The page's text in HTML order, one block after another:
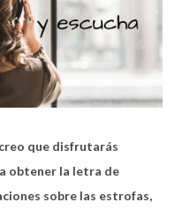
que disfrutarás
obtener la letra de
sobre las estrofas,